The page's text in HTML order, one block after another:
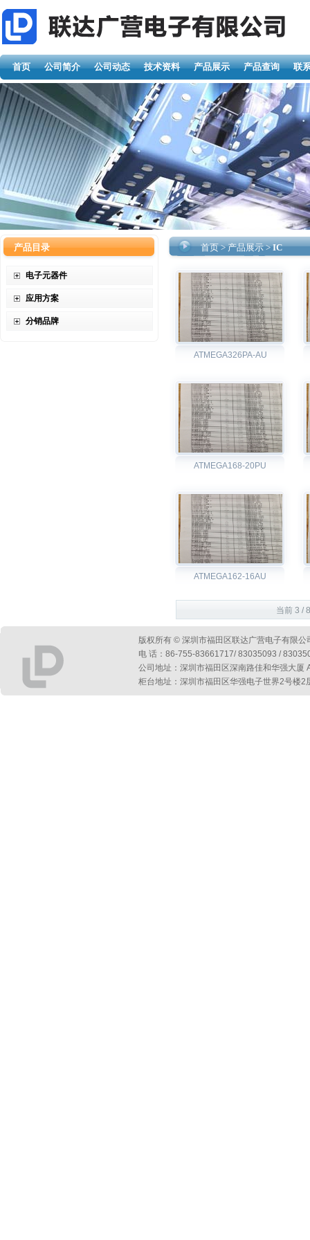
首页 公司简介 公司动态 技术资料 产品展示 产品查询 联
产品目录
电子元器件
应用方案
分销品牌
首页>产品展示>IC
ATMEGA326PA-AU
ATMEGA168-20PU
ATMEGA162-16AU
当前 3 /
版权所有 © 深圳市福田区联达广营电子有限公
电 话：86-755-83661717/ 83035093 /
公司地址：深圳市福田区深南路佳和华强大厦
柜台地址：深圳市福田区华强电子世界2号楼2